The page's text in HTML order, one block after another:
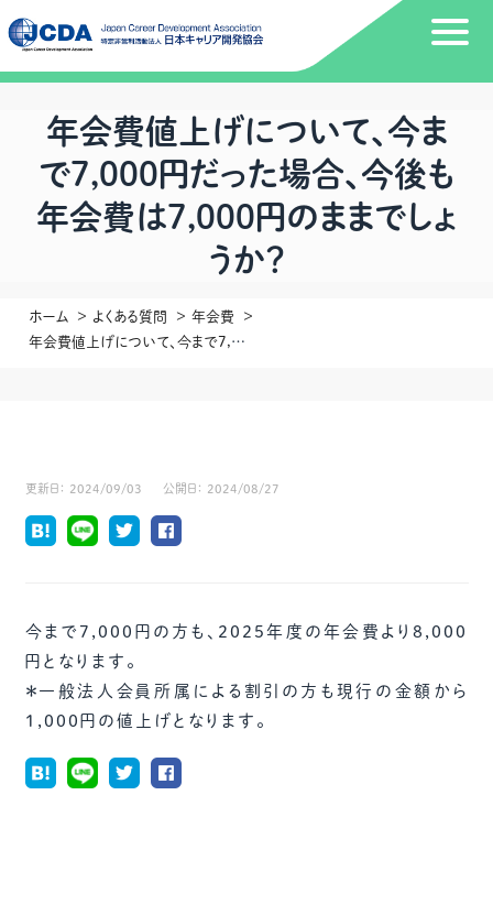
年会費値上げについて、今ま
で7,000円だった場合、今後も
年会費は7,000円のままでしょ
うか？
ホーム よくある質問
年会費
年会費値上げについて、今まで7,000円だった場合、今後も年会費は7,000円のままでしょうか？
更新日： 2024/09/03 公開日： 2024/08/27
今まで7,000円の方も、2025年度の年会費より8,000
円となります。
＊一般法人会員所属による割引の方も現行の金額から
1,000円の値上げとなります。